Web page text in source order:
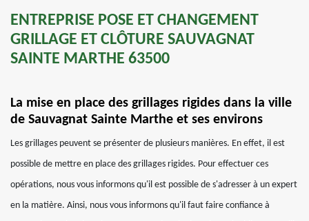
ENTREPRISE POSE ET CHANGEMENT
GRILLAGE ET CLÔTURE SAUVAGNAT
SAINTE MARTHE 63500
La mise en place des grillages rigides dans la ville
de Sauvagnat Sainte Marthe et ses environs
Les grillages peuvent se présenter de plusieurs manières. En effet, il est
possible de mettre en place des grillages rigides. Pour effectuer ces
opérations, nous vous informons qu'il est possible de s'adresser à un expert
en la matière. Ainsi, nous vous informons qu'il faut faire confiance à